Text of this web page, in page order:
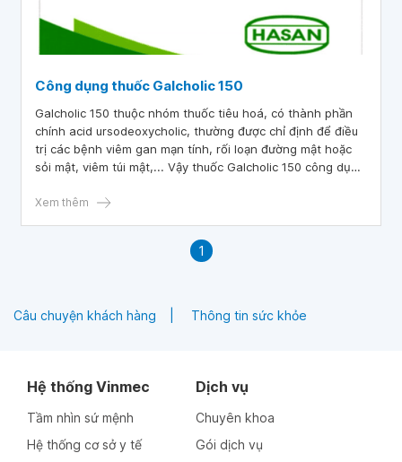
Công dụng thuốc Galcholic 150
Galcholic 150 thuộc nhóm thuốc tiêu hoá, có thành phần
chính acid ursodeoxycholic, thường được chỉ định để điều
trị các bệnh viêm gan mạn tính, rối loạn đường mật hoặc
sỏi mật, viêm túi mật,... Vậy thuốc Galcholic 150 công dụng
Xem thêm
1
Câu chuyện khách hàng Thông tin sức khỏe
Hệ thống Vinmec
Tầm nhìn sứ mệnh
Hệ thống cơ sở y tế
Dịch vụ
Chuyên khoa
Gói dịch vụ